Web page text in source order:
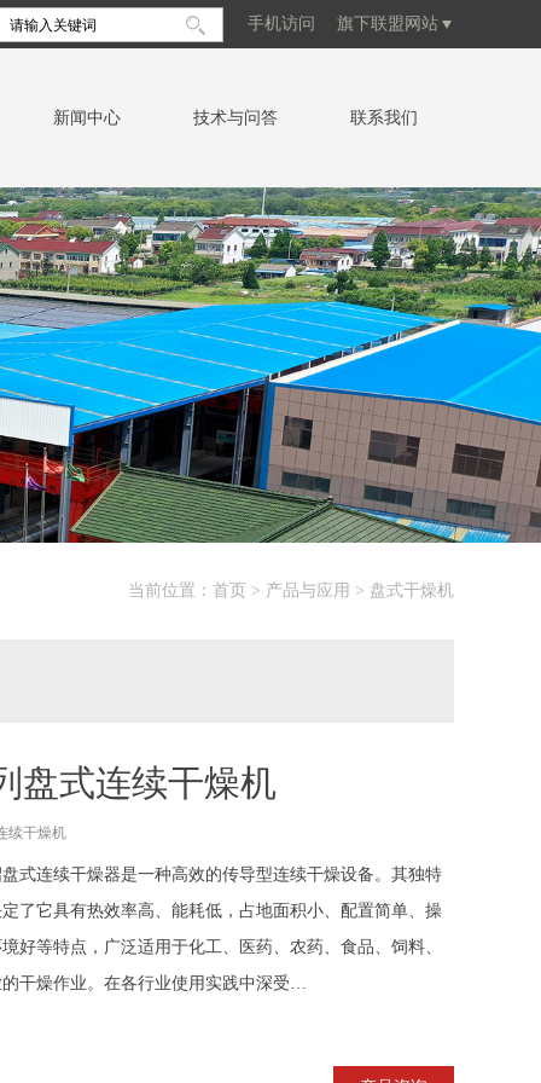
旗下联盟网站
手机访问
新闻中心 技术与问答 联系我们
当前位置： 首页 > 产品与应用 > 盘式干燥机
盘式连续干燥机
续干燥机
式连续干燥器是一种高效的传导型连续干燥设备。其独特
了它具有热效率高、能耗低，占地面积小、配置简单、操
好等特点，广泛适用于化工、医药、农药、食品、饲料、
干燥作业。在各行业使用实践中深受…